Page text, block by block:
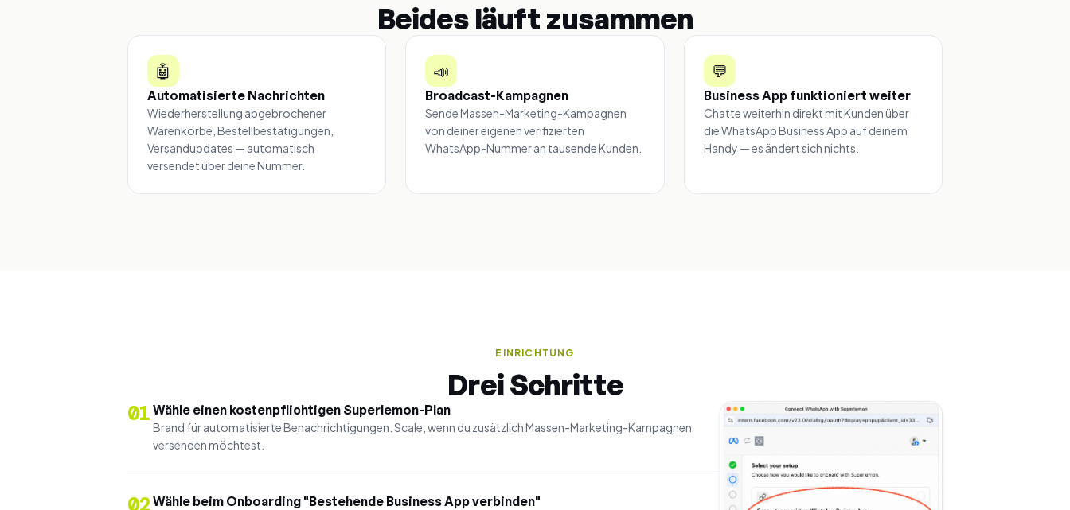
Beides läuft zusammen
🤖
Automatisierte Nachrichten
Wiederherstellung abgebrochener
Warenkörbe, Bestellbestätigungen,
Versandupdates — automatisch
versendet über deine Nummer.
📣
Broadcast-Kampagnen
Sende Massen-Marketing-Kampagnen
von deiner eigenen verifizierten
WhatsApp-Nummer an tausende Kunden.
💬
Business App funktioniert weiter
Chatte weiterhin direkt mit Kunden über
die WhatsApp Business App auf deinem
Handy — es ändert sich nichts.
EINRICHTUNG
Drei Schritte
01 Wähle einen kostenpflichtigen Superlemon-Plan
Brand für automatisierte Benachrichtigungen. Scale, wenn du zusätzlich Massen-Marketing-Kampagnen
versenden möchtest.
02 Wähle beim Onboarding "Bestehende Business App verbinden"